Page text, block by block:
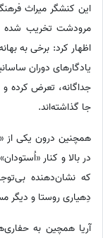
این کنشگر میراث
مرودشت تخریب شده
اظهار کرد:‌ برخی به
یادگارهای دوران
جداگانه، تعرض کرده
جا گذاشته‌اند.
همچنین درون یکی از
در بالا و کنار
که نشان‌دهنده
دِهیاری روستا و دیگر
آریا همچین به